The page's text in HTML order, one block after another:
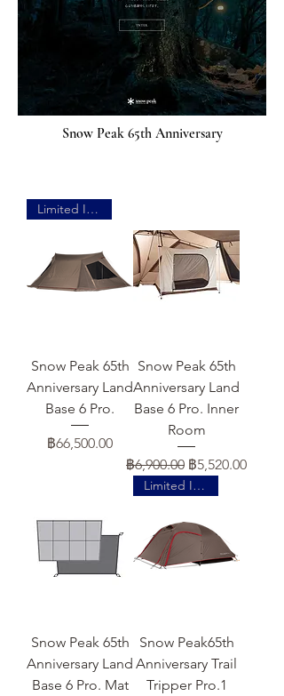
Snow Peak 65th Anniversary
Limited Items
Snow Peak 65th
Anniversary Land
Base 6 Pro.
ราคา
฿66,500.00
Snow Peak 65th
Anniversary Land
Base 6 Pro. Inner
Room
ราคาปกติ
฿6,900.00 ราคาขายลด
฿5,520.00
Snow Peak 65th
Anniversary Land
Base 6 Pro. Mat
Limited Items
Snow Peak65th
Anniversary Trail
Tripper Pro.1